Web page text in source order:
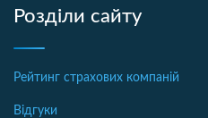
Розділи сайту
Рейтинг страхових компаній
Відгуки